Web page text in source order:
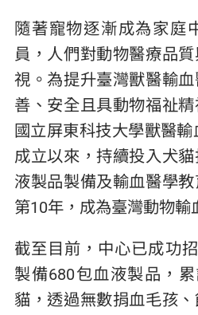
隨著寵物逐漸成為家庭
員，人們對動物醫療品
視。為提升臺灣獸醫輸
善、安全且具動物福祉精
國立屏東科技大學獸醫
成立以來，持續投入犬
液製品製備及輸血醫學
第10年，成為臺灣動物輸
截至目前，中心已成功
製備680包血液製品，
貓，透過無數捐血毛孩